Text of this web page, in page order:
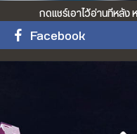
กดแชร์เอาไว้อ่านทีหลัง
Facebook